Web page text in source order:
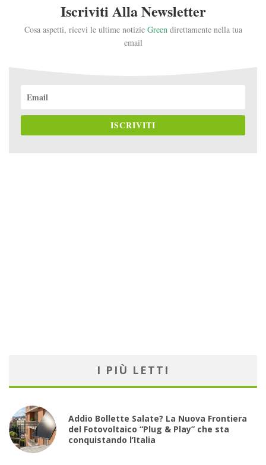
Iscriviti Alla Newsletter
Cosa aspetti, ricevi le ultime notizie Greendirettamente nella tua
email
ISCRIVITI
I PIÙ LETTI
Addio Bollette Salate? La Nuova Frontiera
del Fotovoltaico “Plug & Play” che sta
conquistando l’Italia